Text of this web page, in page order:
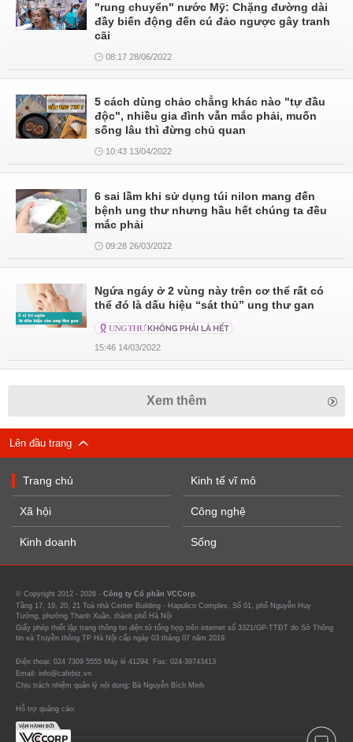
"rung chuyển" nước Mỹ: Chặng đường dài
đầy biến động đến cú đảo ngược gây tranh
cãi
08:17 28/06/2022
5 cách dùng chảo chẳng khác nào "tự đầu
độc", nhiều gia đình vẫn mắc phải, muốn
sống lâu thì đừng chủ quan
10:43 13/04/2022
6 sai lầm khi sử dụng túi nilon mang đến
bệnh ung thư nhưng hầu hết chúng ta đều
mắc phải
09:28 26/03/2022
Ngứa ngáy ở 2 vùng này trên cơ thể rất có
thể đó là dấu hiệu “sát thủ” ung thư gan
15:46 14/03/2022
Xem thêm
Lên đầu trang
Trang chủ
Xã hội
Kinh doanh
Kinh tế vĩ mô
Công nghệ
Sống
© Copyright 2012 - 2026 - Công ty Cổ phần VCCorp.
Tầng 17, 19, 20, 21 Toà nhà Center Building - Hapulico Complex, Số 01, phố Nguyễn Huy
Tưởng, phường Thanh Xuân, thành phố Hà Nội
Giấy phép thiết lập trang thông tin điện tử tổng hợp trên internet số 3321/GP-TTĐT do Sở Thông
tin và Truyền thông TP Hà Nội cấp ngày 03 tháng 07 năm 2019.
Điện thoại: 024 7309 5555 Máy lẻ 41294. Fax: 024-39743413
Email: info@cafebiz.vn
Chịu trách nhiệm quản lý nội dung: Bà Nguyễn Bích Minh
Hỗ trợ quảng cáo: